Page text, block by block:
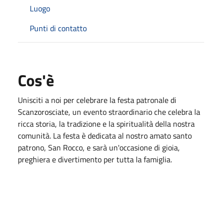
Luogo
Punti di contatto
Cos'è
Unisciti a noi per celebrare la festa patronale di
Scanzorosciate, un evento straordinario che celebra la
ricca storia, la tradizione e la spiritualità della nostra
comunità. La festa è dedicata al nostro amato santo
patrono, San Rocco, e sarà un'occasione di gioia,
preghiera e divertimento per tutta la famiglia.